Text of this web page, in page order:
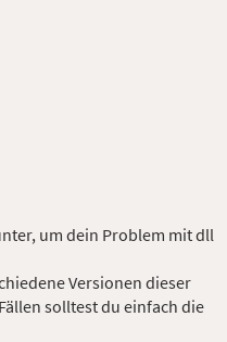
um dein Problem mit dll
Versionen dieser
solltest du einfach die